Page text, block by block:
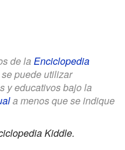
de la Enciclopedia
puede utilizar
y educativos bajo la
a menos que se indique
Kiddle.